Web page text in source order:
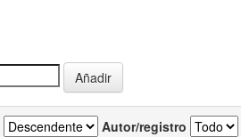
Autor/registro